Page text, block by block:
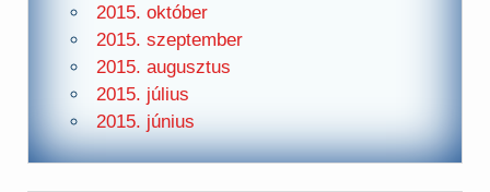
2015. október
2015. szeptember
2015. augusztus
2015. július
2015. június